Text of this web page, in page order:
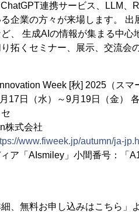
連携サービス、LLM
企業の方々が来場します。
、 生成AIの情報が集まる中心
拓くセミナー、展示、交流会
Week [秋] 2025（スマ
17日（水）～9月19日（金）
株式会社
www.fiweek.jp/autumn/ja-
ィア「AIsmiley」小間番号：「
、無料お申し込みはこちら